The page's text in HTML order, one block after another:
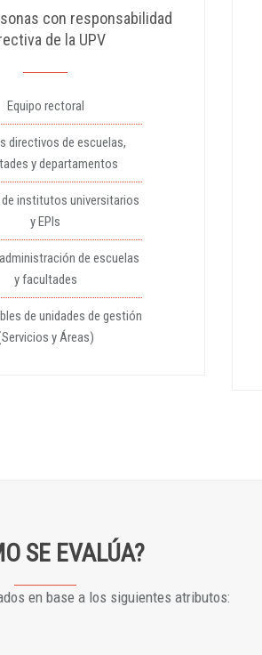
con responsabilidad
de la UPV
Equipo rectoral
directivos de escuelas,
y departamentos
institutos universitarios
y EPIs
de escuelas
y facultades
de unidades de gestión
y Áreas)
SE EVALÚA?
en base a los siguientes atributos: